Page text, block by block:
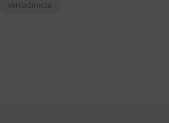
ventadirecta